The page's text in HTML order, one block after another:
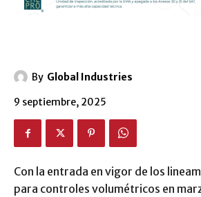
By Global Industries
9 septiembre, 2025
Con la entrada en vigor de los
para controles volumétricos en